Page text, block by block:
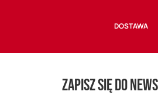
DOSTAWA
ZAPISZ SIĘ DO